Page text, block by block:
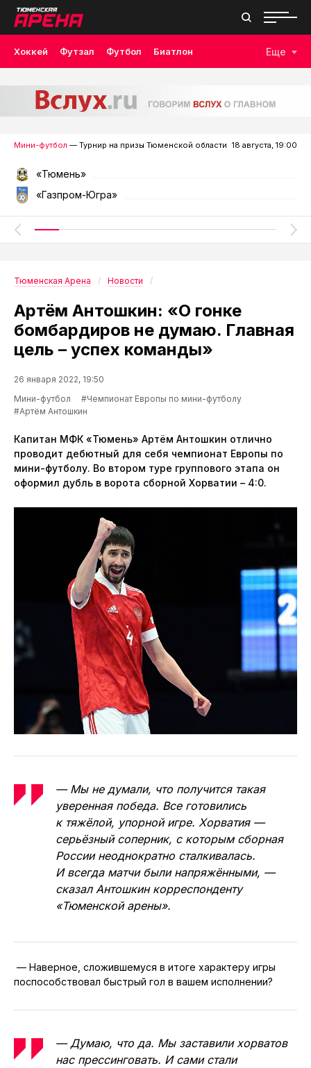
Хоккей Футзал Футбол Биатлон Еще
Мини-футбол — Турнир на призы Тюменской области 18 августа, 19:00
«Тюмень»
«Газпром-Югра»
Тюменская Арена Новости
Артём Антошкин: «О гонке
бомбардиров не думаю. Главная
цель – успех команды»
26 января 2022, 19:50
Мини-футбол
#Чемпионат Европы по мини-футболу
#Артём Антошкин
Капитан МФК «Тюмень» Артём Антошкин отлично
проводит дебютный для себя чемпионат Европы по
мини-футболу. Во втором туре группового этапа он
оформил дубль в ворота сборной Хорватии – 4:0.
— Мы не думали, что получится такая
уверенная победа. Все готовились
к тяжёлой, упорной игре. Хорватия —
серьёзный соперник, с которым сборная
России неоднократно сталкивалась.
И всегда матчи были напряжёнными, —
сказал Антошкин корреспонденту
«Тюменской арены».
— Наверное, сложившемуся в итоге характеру игры
поспособствовал быстрый гол в вашем исполнении?
— Думаю, что да. Мы заставили хорватов
нас прессинговать. И сами стали